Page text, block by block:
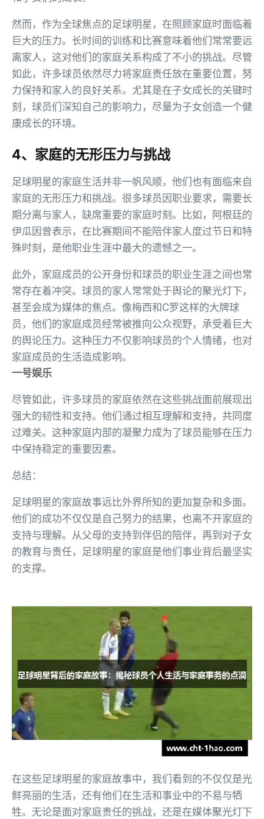
然而，作为全球焦点的足球明星，在照顾家庭时面临着
巨大的压力。长时间的训练和比赛意味着他们常常要远
离家人，这对他们的家庭关系构成了不小的挑战。尽管
如此，许多球员依然尽力将家庭责任放在重要位置，努
力保持和家人的良好关系。尤其是在子女成长的关键时
刻，球员们深知自己的影响力，尽量为子女创造一个健
康成长的环境。
4、家庭的无形压力与挑战
足球明星的家庭生活并非一帆风顺，他们也有面临来自
家庭的无形压力和挑战。很多球员因职业要求，需要长
期分离与家人，缺席重要的家庭时刻。比如，阿根廷的
伊瓜因曾表示，在比赛期间不能陪伴家人度过节日和特
殊时刻，是他职业生涯中最大的遗憾之一。
此外，家庭成员的公开身份和球员的职业生涯之间也常
常存在着冲突。球员的家人常常处于舆论的聚光灯下，
甚至会成为媒体的焦点。像梅西和C罗这样的大牌球
员，他们的家庭成员经常被推向公众视野，承受着巨大
的舆论压力。这种压力不仅影响球员的个人情绪，也对
家庭成员的生活造成影响。
一号娱乐
尽管如此，许多球员的家庭依然在这些挑战面前展现出
强大的韧性和支持。他们通过相互理解和支持，共同度
过难关。这种家庭内部的凝聚力成为了球员能够在压力
中保持稳定的重要因素。
总结：
足球明星的家庭故事远比外界所知的更加复杂和多面。
他们的成功不仅仅是自己努力的结果，也离不开家庭的
支持与理解。从父母的支持到伴侣的陪伴，再到对子女
的教育与责任，足球明星的家庭是他们事业背后最坚实
的支撑。
在这些足球明星的家庭故事中，我们看到的不仅仅是光
鲜亮丽的生活，还有他们在生活和事业中的不易与牺
牲。无论是面对家庭责任的挑战，还是在媒体聚光灯下